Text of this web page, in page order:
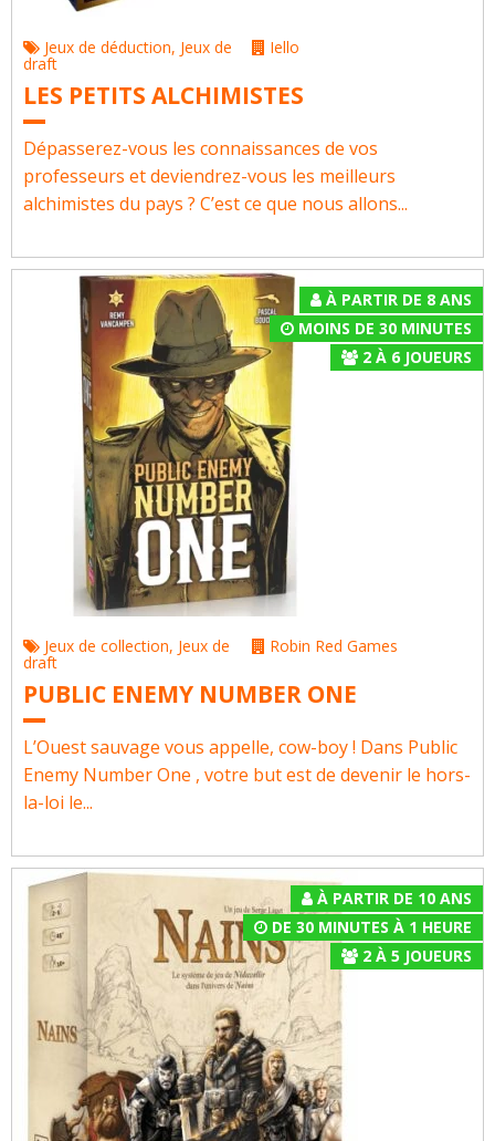
Jeux de déduction, Jeux de
draft
Iello
LES PETITS ALCHIMISTES
Dépasserez-vous les connaissances de vos
professeurs et deviendrez-vous les meilleurs
alchimistes du pays ? C’est ce que nous allons...
À PARTIR DE 8 ANS
MOINS DE 30 MINUTES
2À 6JOUEURS
Jeux de collection, Jeux de
draft
Robin Red Games
PUBLIC ENEMY NUMBER ONE
L’Ouest sauvage vous appelle, cow-boy ! Dans Public
Enemy Number One , votre but est de devenir le hors-
la-loi le...
À PARTIR DE 10 ANS
DE 30 MINUTES À 1 HEURE
2À 5 JOUEURS